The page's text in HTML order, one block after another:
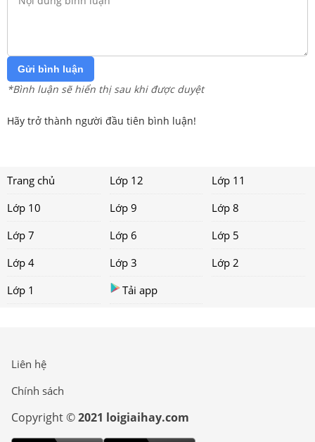
Gửi bình luận
*Bình luận sẽ hiển thị sau khi được duyệt
Hãy trở thành người đầu tiên bình luận!
Trang chủ Lớp 12
Lớp 11
Lớp 10
Lớp 9
Lớp 8
Lớp 7
Lớp 6
Lớp 5
Lớp 4
Lớp 3
Lớp 2
Lớp 1
Tải app
Liên hệ
Chính sách
Copyright ©2021 loigiaihay.com